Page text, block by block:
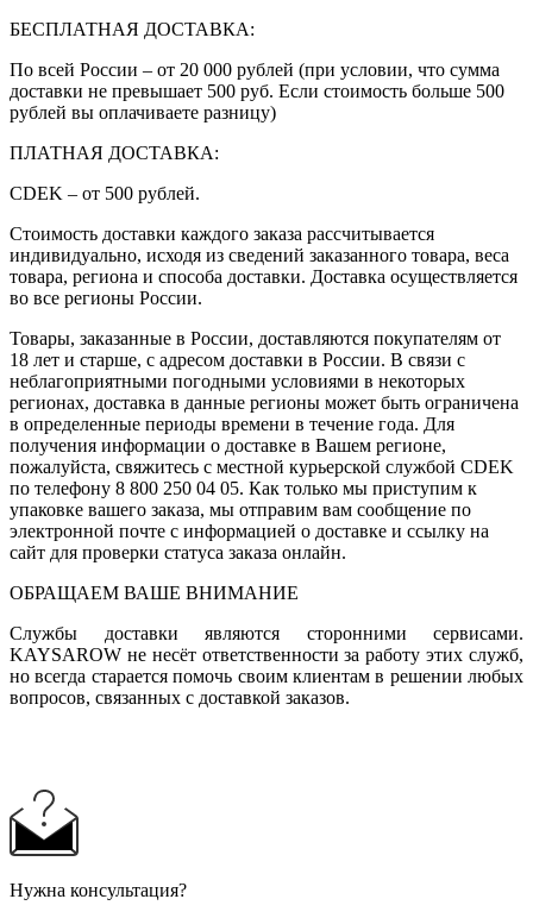
БЕСПЛАТНАЯ ДОСТАВКА:
По всей России – от 20 000 рублей (при условии, что сумма
доставки не превышает 500 руб. Если стоимость больше 500
рублей вы оплачиваете разницу)
ПЛАТНАЯ ДОСТАВКА:
CDEK – от 500 рублей.
Стоимость доставки каждого заказа рассчитывается
индивидуально, исходя из сведений заказанного товара, веса
товара, региона и способа доставки. Доставка осуществляется
во все регионы России.
Товары, заказанные в России, доставляются покупателям от
18 лет и старше, с адресом доставки в России. В связи с
неблагоприятными погодными условиями в некоторых
регионах, доставка в данные регионы может быть ограничена
в определенные периоды времени в течение года. Для
получения информации о доставке в Вашем регионе,
пожалуйста, свяжитесь с местной курьерской службой CDEK
по телефону 8 800 250 04 05. Как только мы приступим к
упаковке вашего заказа, мы отправим вам сообщение по
электронной почте с информацией о доставке и ссылку на
сайт для проверки статуса заказа онлайн.
ОБРАЩАЕМ ВАШЕ ВНИМАНИЕ
Службы доставки являются сторонними сервисами.
KAYSAROW не несёт ответственности за работу этих служб,
но всегда старается помочь своим клиентам в решении любых
вопросов, связанных с доставкой заказов.
Нужна консультация?